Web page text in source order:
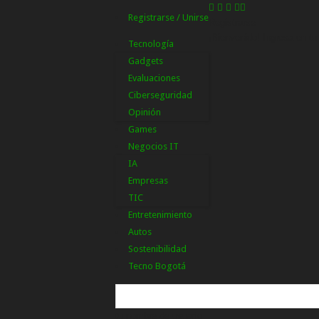
Registrarse / Unirse
Tecnología
Gadgets
Evaluaciones
Ciberseguridad
Opinión
Games
Negocios IT
IA
Empresas
TIC
Entretenimiento
Autos
Sostenibilidad
Tecno Bogotá